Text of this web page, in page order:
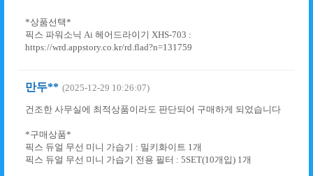
*상품선택*
픽스 파워소닉 Ai 헤어드라이기 XHS-703 :
https://wrd.appstory.co.kr/rd.flad?n=131759
만두** (2025-12-29 10:26:07)
건조한 사무실에 최적상품이라도 판단되어 구매하게 되었습니다
*구매상품*
픽스 듀얼 무선 미니 가습기 : 밀키화이트 1개
픽스 듀얼 무선 미니 가습기 전용 필터 : 5SET(10개입) 1개